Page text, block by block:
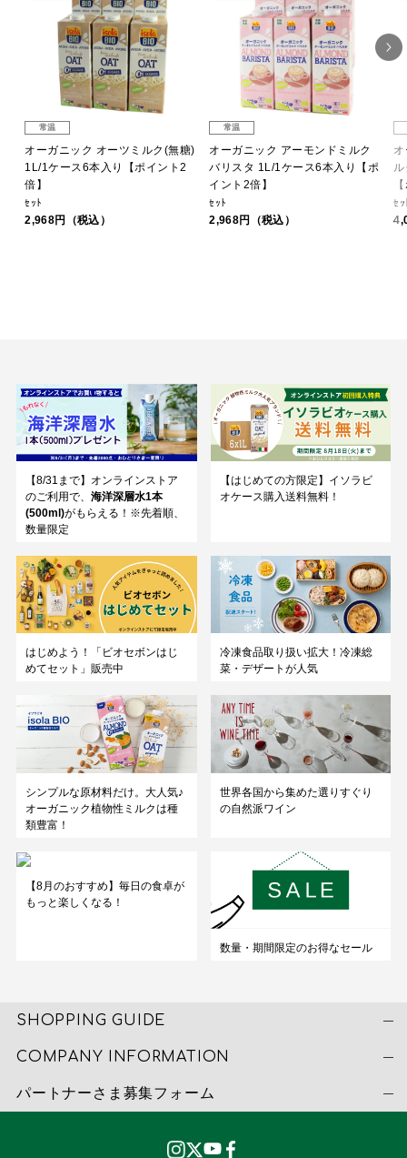
常温
オーガニック オーツミルク(無糖)
1L/1ケース6本入り【ポイント2
倍】
ｾｯﾄ
2,968円（税込）
常温
オーガニック アーモンドミルク
バリスタ 1L/1ケース6本入り【ポ
イント2倍】
ｾｯﾄ
2,968円（税込）
ｾｯ
【8/31まで】オンラインストア
のご利用で、 海洋深層水1本
(500ml)がもらえる！※先着順、
数量限定
【はじめての方限定】イソラビ
オケース購入送料無料！
はじめよう！「ビオセボンはじ
めてセット」販売中
冷凍食品取り扱い拡大！冷凍総
菜・デザートが人気
シンプルな原材料だけ。大人気♪
オーガニック植物性ミルクは種
類豊富！
世界各国から集めた選りすぐり
の自然派ワイン
【8月のおすすめ】毎日の食卓が
もっと楽しくなる！
数量・期間限定のお得なセール
SHOPPING GUIDE
COMPANY INFORMATION
パートナーさま募集フォーム